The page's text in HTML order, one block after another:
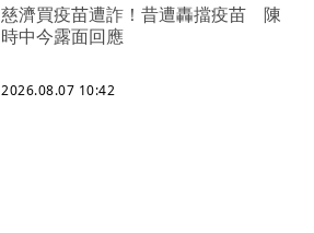
慈濟買疫苗遭詐！昔遭轟擋疫苗 陳
時中今露面回應
2026.08.07 10:42